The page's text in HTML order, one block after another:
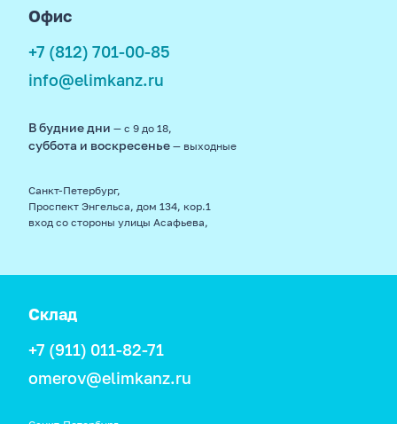
Офис
+7 (812) 701-00-85
info@elimkanz.ru
В будние дни — с 9 до 18,
суббота и воскресенье — выходные
Санкт-Петербург,
Проспект Энгельса, дом 134, кор.1
вход со стороны улицы Асафьева,
Склад
+7 (911) 011-82-71
omerov@elimkanz.ru